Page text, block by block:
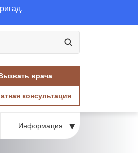
врача
консультация
Информация